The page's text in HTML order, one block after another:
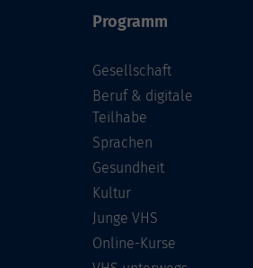
Programm
Gesellschaft
Beruf & digitale
Teilhabe
Sprachen
Gesundheit
Kultur
Junge VHS
Online-Kurse